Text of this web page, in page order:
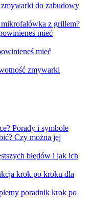
do zabudowy
z grillem?
mieć
mieć
zmywarki
Porady i symbole
Czy można jej
błędów i jak ich
krok po kroku dla
poradnik krok po